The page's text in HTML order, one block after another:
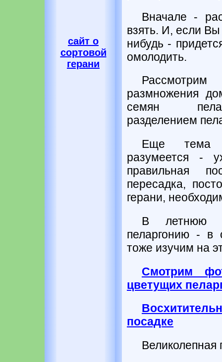
сайт о
сортовой
герани
Вначале -
взять. И, если Вы
нибудь -
омолодить.
размножения
семян
разделением
Еще тема
разумеется -
правильная
пересадка,
герани,
В летнюю
пеларгонию -
тоже изучим на
Смотрим
цветущих
посадке
Великолепная